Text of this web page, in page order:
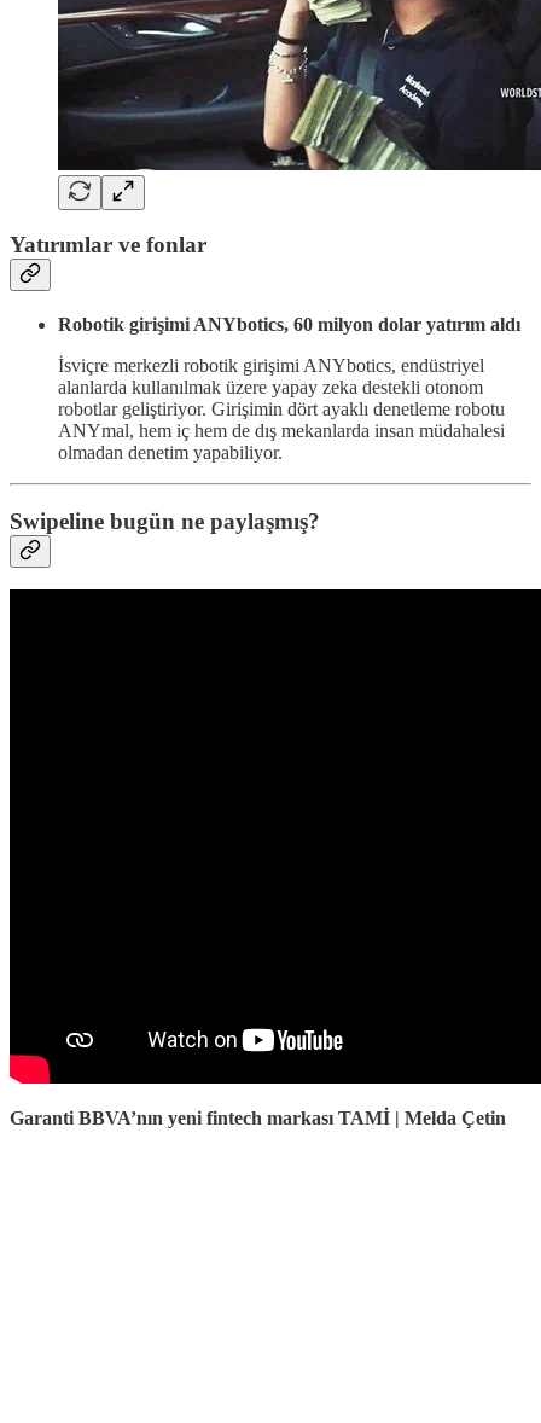
Yatırımlar ve fonlar
Robotik girişimi ANYbotics, 60 milyon dolar yatırım aldı
İsviçre merkezli robotik girişimi ANYbotics, endüstriyel
alanlarda kullanılmak üzere yapay zeka destekli otonom
robotlar geliştiriyor. Girişimin dört ayaklı denetleme robotu
ANYmal, hem iç hem de dış mekanlarda insan müdahalesi
olmadan denetim yapabiliyor.
Swipeline bugün ne paylaşmış?
Garanti BBVA’nın yeni fintech markası TAMİ | Melda Çetin